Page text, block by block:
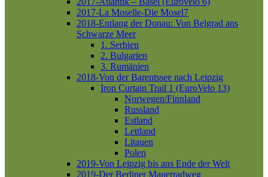
2017-La Moselle-Die Mosel7
2018-Entlang der Donau: Von Belgrad ans
Schwarze Meer
1. Serbien
2. Bulgarien
3. Rumänien
2018-Von der Barentssee nach Leipzig
Iron Curtain Trail 1 (EuroVelo 13)
Norwegen/Finnland
Russland
Estland
Lettland
Litauen
Polen
2019-Von Leipzig bis ans Ende der Welt
2019-Der Berliner Mauerradweg